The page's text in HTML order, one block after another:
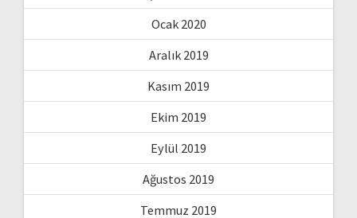
Ocak 2020
Aralık 2019
Kasım 2019
Ekim 2019
Eylül 2019
Ağustos 2019
Temmuz 2019